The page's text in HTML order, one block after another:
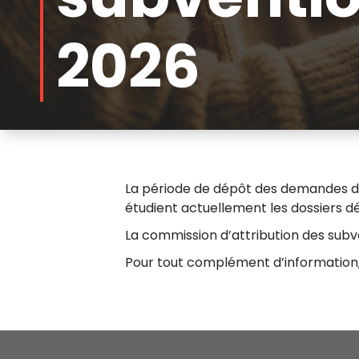
2026
La période de dépôt des demandes
étudient actuellement les dossiers
La commission d’attribution des
Pour tout complément